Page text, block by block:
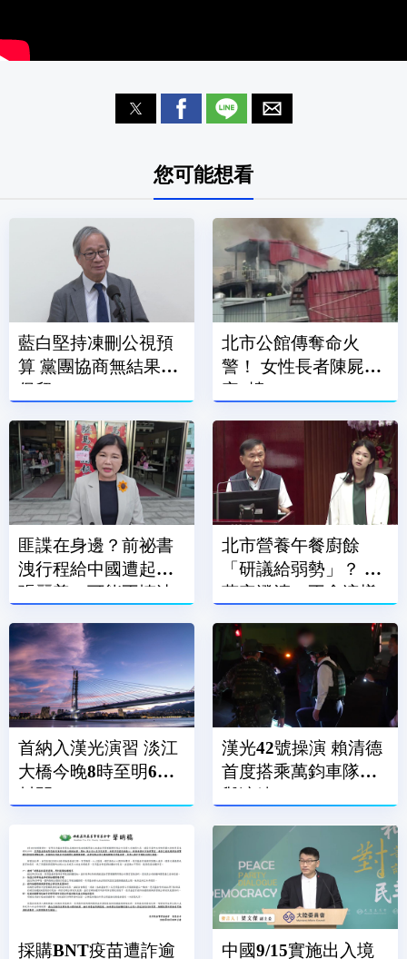
您可能想看
藍白堅持凍刪公視預
算 黨團協商無結果全
保留
北市公館傳奪命火
警！ 女性長者陳屍民
宅2樓
匪諜在身邊？前祕書
洩行程給中國遭起訴
張麗善：可能不慎洩
北市營養午餐廚餘
「研議給弱勢」？ 蔣
萬安澄清：不會這樣
首納入漢光演習 淡江
大橋今晚8時至明6時
封閉
漢光42號操演 賴清德
首度搭乘萬鈞車隊參
與演練
採購BNT疫苗遭詐逾 中國9/15實施出入境